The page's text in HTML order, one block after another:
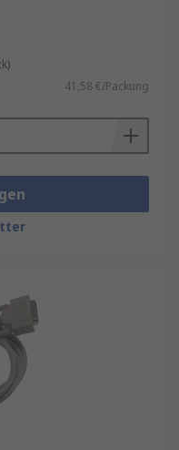
41,58 €/Packung